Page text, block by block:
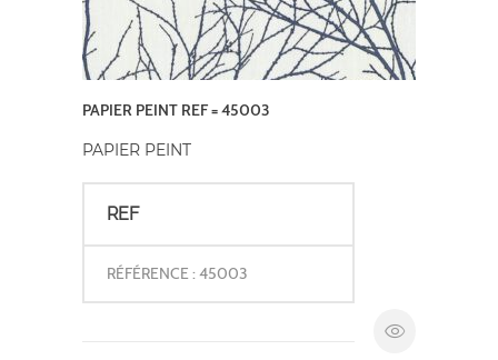
PAPIER PEINT REF = 45003
PAPIER PEINT
REF
RÉFÉRENCE : 45003